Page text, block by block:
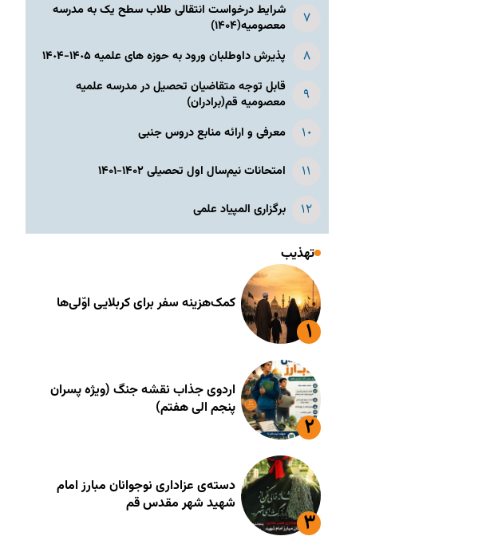
شرایط درخواست انتقالی طلاب سطح یک به مدرسه
معصومیه(۱۴۰۴)
پذیرش داوطلبان ورود به حوزه های علمیه ١۴٠۵-١۴٠۴
قابل توجه متقاضیان تحصیل در مدرسه علمیه
معصومیه قم(برادران)
معرفی و ارائه منابع دروس جنبی
امتحانات نیم‌سال اول تحصیلی ۱۴۰۲-۱۴۰۱
برگزاری المپیاد علمی
تهذیب
کمک‌هزینه سفر برای کربلایی اوّلی‌ها
اردوی جذاب نقشه جنگ (ویژه پسران
پنجم الی هفتم)
دسته‌ی عزاداری نوجوانان مبارز امام
شهید شهر مقدس قم